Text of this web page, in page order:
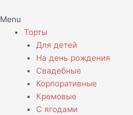
Menu
Торты
Для детей
На день рождения
Свадебные
Корпоративные
Кремовые
С ягодами